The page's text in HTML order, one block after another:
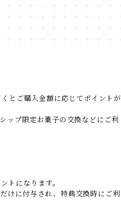
とご購入金額に応じてポイントが
ップ限定お菓子の交換などにご利
トになります。
けに付与され、特典交換時にご利